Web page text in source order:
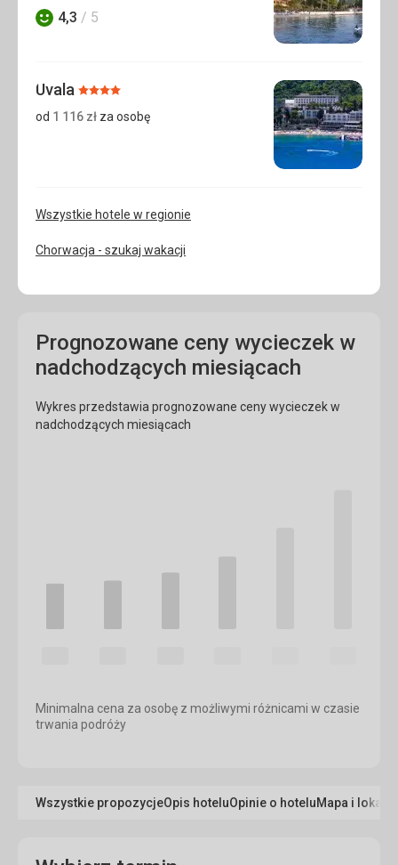
Ocena
4,3 / 5
Uvala Ocena:
4/5
od 1 116 zł za osobę
Wszystkie hotele w regionie
Chorwacja - szukaj wakacji
Prognozowane ceny wycieczek w
nadchodzących miesiącach
Wykres przedstawia prognozowane ceny wycieczek w
nadchodzących miesiącach
Minimalna cena za osobę z możliwymi różnicami w czasie
trwania podróży
Wszystkie propozycjeOpis hoteluOpinie o hoteluMapa i